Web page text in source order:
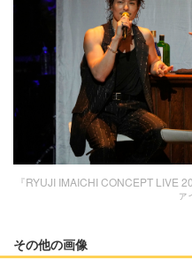
『RYUJI IMAICHI CONCEPT LIVE
ァ
その他の画像